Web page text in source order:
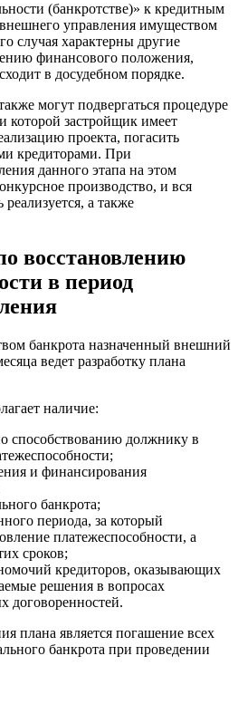
(банкротстве)» к кредитным
управления имуществом
случая характерны другие
финансового положения,
в досудебном порядке.
могут подвергаться процедуре
которой застройщик имеет
проекта, погасить
кредиторами. При
данного этапа на этом
производство, и вся
а также
восстановлению
в период
банкрота назначенный внешний
ведет разработку плана
наличие:
способствованию должнику в
и финансирования
банкрота;
периода, за который
платежеспособности, а
сроков;
кредиторов, оказывающих
решения в вопросах
договоренностей.
плана является погашение всех
банкрота при проведении